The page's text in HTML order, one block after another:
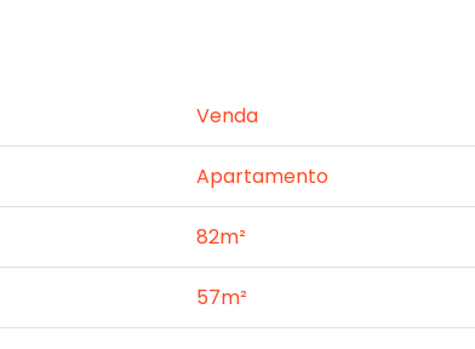
Venda
Apartamento
82m²
57m²